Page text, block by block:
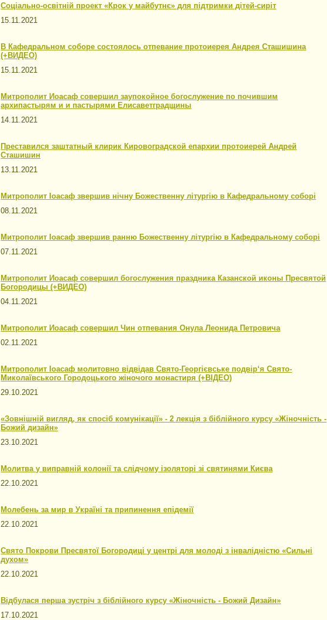
Соціально-освітній проект «Крок у майбутнє» для підтримки дітей-сиріт
15.11.2021
В Кафедральном соборе состоялось отпевание протоиерея Андрея Сташишина
(+ВИДЕО)
15.11.2021
Митрополит Иоасаф совершил заупокойное богослужение по почившим
архипастырям и и пастырями Елисаветградщины
14.11.2021
Преставился заштатный клирик Кировоградской епархии протоиерей Андрей
Сташишин
13.11.2021
Митрополит Іоасаф звершив нічну Божественну літургію в Кафедральному соборі
08.11.2021
Митрополит Іоасаф звершив ранню Божественну літургію в Кафедральному соборі
07.11.2021
Митрополит Иоасаф совершил богослужения праздника Казанской иконы Пресвятой
Богородицы (+ВИДЕО)
04.11.2021
Митрополит Иоасаф совершил Чин отпевания Онула Леонида Петровича
02.11.2021
Митрополит Іоасаф молитовно відвідав Свято-Георгієвське подвір‘я Свято-
Миколаївського Городоцького жіночого монастиря (+ВІДЕО)
29.10.2021
«Зовнішній вигляд, як спосіб комунікації» - 2 лекція з біблійного курсу «Жіночність -
Божий дизайн»
23.10.2021
Молитва у виправній колонії та слідчому ізоляторі зі святинями Києва
22.10.2021
Молебень за мир в Україні та припинення епідемії
22.10.2021
Свято Покрови Пресвятої Богородиці у центрі для молоді з інвалідністю «Сильні
духом»
22.10.2021
Відбулася перша зустріч з біблійного курсу «Жіночність - Божий Дизайн»
17.10.2021